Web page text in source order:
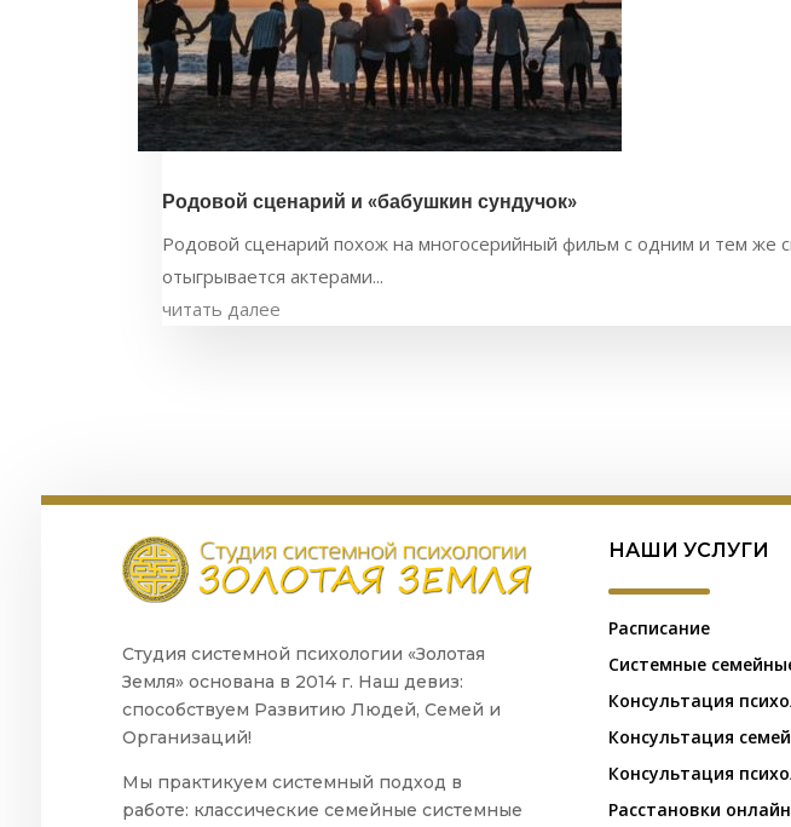
Родовой сценарий и «бабушкин сундучок»
Родовой сценарий похож на многосерийный фильм с одним и тем же
отыгрывается актерами...
читать далее
Студия системной психологии «Золотая
Земля» основана в 2014 г. Наш девиз:
способствуем Развитию Людей, Семей и
Организаций!
Мы практикуем системный подход в
работе: классические семейные системные
НАШИ УСЛУГИ
Расписание
Системные
Консультация
Консультация
Консультация
Расстановки